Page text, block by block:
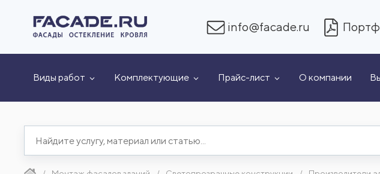
info@facade.ru
Виды работ Комплектующие Прайс-лист О компании